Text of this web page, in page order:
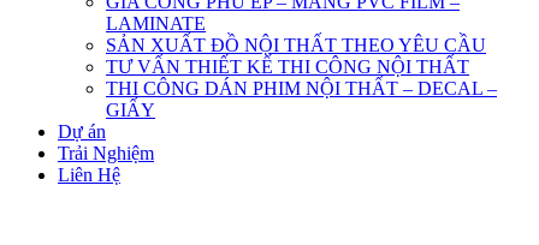
LAMINATE
SẢN XUẤT ĐỒ NỘI THẤT THEO YÊU CẦU
TƯ VẤN THIẾT KẾ THI CÔNG NỘI THẤT
THI CÔNG DÁN PHIM NỘI THẤT – DECAL –
GIẤY
Dự án
Trải Nghiệm
Liên Hệ